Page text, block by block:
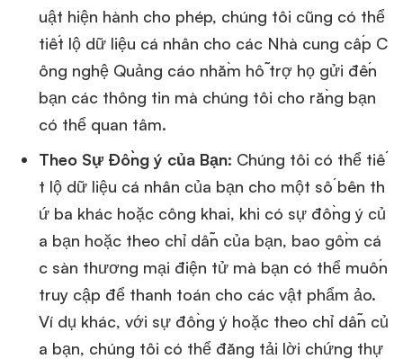
uật hiện hành cho phép, chúng tôi cũng có thể
tiết lộ dữ liệu cá nhân cho các Nhà cung cấp C
ông nghệ Quảng cáo nhằm hỗ trợ họ gửi đến
bạn các thông tin mà chúng tôi cho rằng bạn
có thể quan tâm.
Theo Sự Đồng ý của Bạn: Chúng tôi có thể tiế
t lộ dữ liệu cá nhân của bạn cho một số bên th
ứ ba khác hoặc công khai, khi có sự đồng ý củ
a bạn hoặc theo chỉ dẫn của bạn, bao gồm cá
c sàn thương mại điện tử mà bạn có thể muốn
truy cập để thanh toán cho các vật phẩm ảo.
Ví dụ khác, với sự đồng ý hoặc theo chỉ dẫn củ
a bạn, chúng tôi có thể đăng tải lời chứng thự